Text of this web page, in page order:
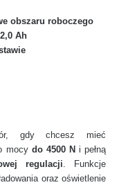
obszaru roboczego
Ah
gdy chcesz mieć
mocy do 4500 N i pełną
regulacji. Funkcje
oraz oświetlenie